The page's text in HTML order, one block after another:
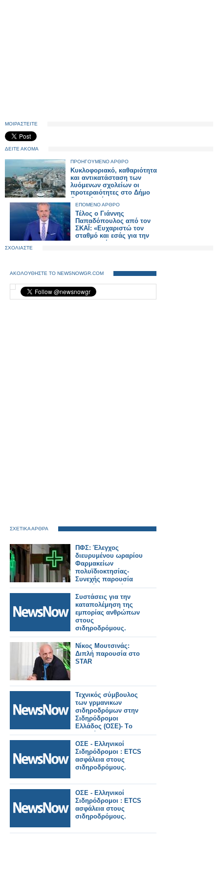
ΜΟΙΡΑΣΤΕΙΤΕ
ΔΕΙΤΕ ΑΚΟΜΑ
ΠΡΟΗΓΟΥΜΕΝΟ ΑΡΘΡΟ
Κυκλοφοριακό, καθαριότητα
και αντικατάσταση των
λυόμενων σχολείων οι
προτεραιότητες στο Δήμο
Θεσσαλονίκης
ΕΠΟΜΕΝΟ ΑΡΘΡΟ
Τέλος ο Γιάννης
Παπαδόπουλος από τον
ΣΚΑΪ: «Ευχαριστώ τον
σταθμό και εσάς για την
εμπιστοσύνη»
ΣΧΟΛΙΑΣΤΕ
ΑΚΟΛΟΥΘΗΣΤΕ ΤΟ NEWSNOWGR.COM
ΣΧΕΤΙΚΑ ΑΡΘΡΑ
ΠΦΣ: Έλεγχος
διευρυμένου ωραρίου
Φαρμακείων
πολυϊδιοκτησίας-
Συνεχής παρουσία
αδειούχου Φ/ού στο
ωράριο!
Συστάσεις για την
καταπολέμηση της
εμπορίας ανθρώπων
στους
σιδηροδρόμους.
Νίκος Μουτσινάς:
Διπλή παρουσία στο
STAR
Τεχνικός σύμβουλος
των γρμανικων
σιδηροδρόμων στην
Σιδηρόδρομοι
Ελλάδος (ΟΣΕ)- Tο
αντικείμενο της
συνεργασίας.
ΟΣΕ - Ελληνικοί
Σιδηρόδρομοι : ETCS
ασφάλεια στους
σιδηροδρόμους.
ΟΣΕ - Ελληνικοί
Σιδηρόδρομοι : ETCS
ασφάλεια στους
σιδηροδρόμους.